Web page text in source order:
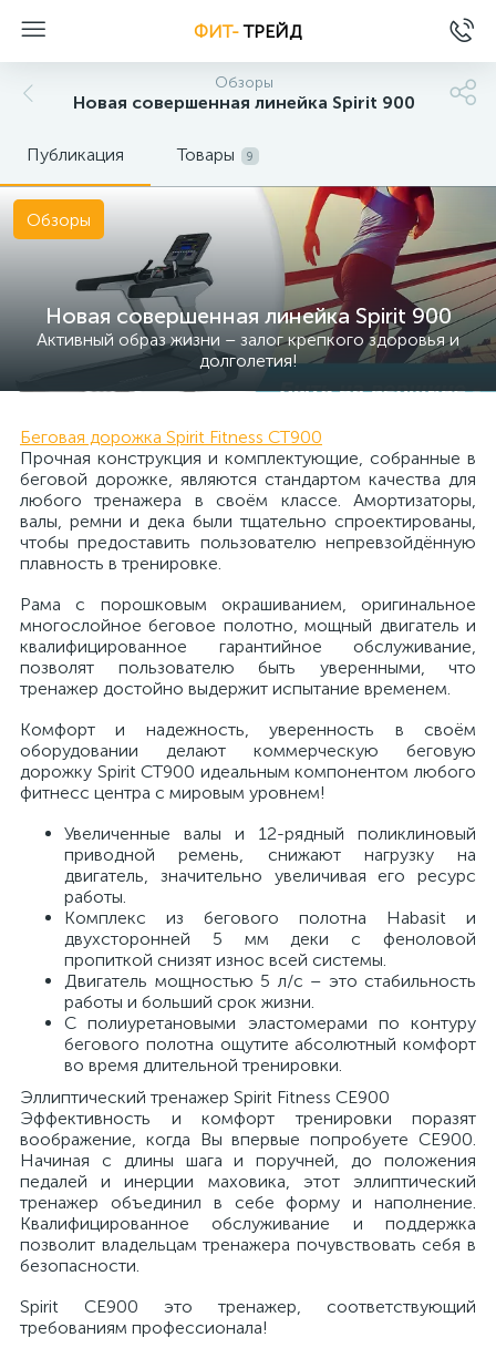
ФИТ-ТРЕЙД
Обзоры
Новая совершенная линейка Spirit 900
Публикация Товары 9
Новая совершенная линейка Spirit 900
Активный образ жизни – залог крепкого здоровья и
долголетия!
Обзоры
Беговая дорожка Spirit Fitness CT900
Прочная конструкция и комплектующие, собранные в
беговой дорожке, являются стандартом качества для
любого тренажера в своём классе. Амортизаторы,
валы, ремни и дека были тщательно спроектированы,
чтобы предоставить пользователю непревзойдённую
плавность в тренировке.
Рама с порошковым окрашиванием, оригинальное
многослойное беговое полотно, мощный двигатель и
квалифицированное гарантийное обслуживание,
позволят пользователю быть уверенными, что
тренажер достойно выдержит испытание временем.
Комфорт и надежность, уверенность в своём
оборудовании делают коммерческую беговую
дорожку Spirit CT900 идеальным компонентом любого
фитнесс центра с мировым уровнем!
Увеличенные валы и 12-рядный поликлиновый
приводной ремень, снижают нагрузку на
двигатель, значительно увеличивая его ресурс
работы.
Комплекс из бегового полотна Habasit и
двухсторонней 5 мм деки с феноловой
пропиткой снизят износ всей системы.
Двигатель мощностью 5 л/с – это стабильность
работы и больший срок жизни.
С полиуретановыми эластомерами по контуру
бегового полотна ощутите абсолютный комфорт
во время длительной тренировки.
Эллиптический тренажер Spirit Fitness CE900
Эффективность и комфорт тренировки поразят
воображение, когда Вы впервые попробуете CE900.
Начиная с длины шага и поручней, до положения
педалей и инерции маховика, этот эллиптический
тренажер объединил в себе форму и наполнение.
Квалифицированное обслуживание и поддержка
позволит владельцам тренажера почувствовать себя в
безопасности.
Spirit CE900 это тренажер, соответствующий
требованиям профессионала!